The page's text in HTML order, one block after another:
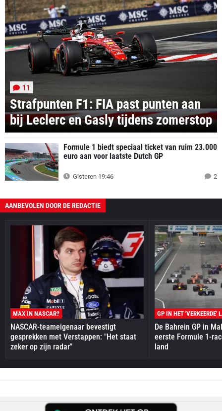
Strafpunten F1: FIA past punten aan
bij Leclerc en Gasly tijdens zomerstop
11
Formule 1 biedt speciaal ticket van ruim 23.000
euro aan voor laatste Dutch GP
Gisteren 19:46 2
AANBEVOLEN DOOR DE REDACTIE
MAX IN NASCAR?
NASCAR-teameigenaar bevestigt
gesprekken met Verstappen: "Het staat
zeker op zijn radar"
GP IN HET 'VERKEERDE'
De Bahrein GP in
eerste Formule 1-
land